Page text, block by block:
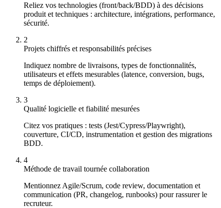
Reliez vos technologies (front/back/BDD) à des décisions
produit et techniques : architecture, intégrations, performance,
sécurité.
2
Projets chiffrés et responsabilités précises
Indiquez nombre de livraisons, types de fonctionnalités,
utilisateurs et effets mesurables (latence, conversion, bugs,
temps de déploiement).
3
Qualité logicielle et fiabilité mesurées
Citez vos pratiques : tests (Jest/Cypress/Playwright),
couverture, CI/CD, instrumentation et gestion des migrations
BDD.
4
Méthode de travail tournée collaboration
Mentionnez Agile/Scrum, code review, documentation et
communication (PR, changelog, runbooks) pour rassurer le
recruteur.